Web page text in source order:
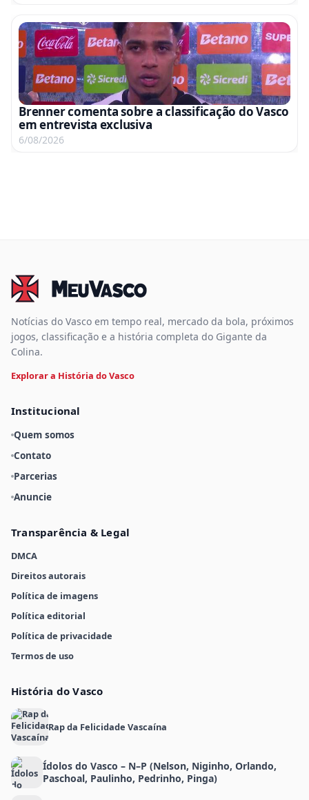
Brenner comenta sobre a classificação do Vasco
em entrevista exclusiva
6/08/2026
Notícias do Vasco em tempo real, mercado da bola, próximos
jogos, classificação e a história completa do Gigante da
Colina.
Explorar a História do Vasco
Institucional
Quem somos
Contato
Parcerias
Anuncie
Transparência & Legal
DMCA
Direitos autorais
Política de imagens
Política editorial
Política de privacidade
Termos de uso
História do Vasco
Rap da Felicidade Vascaína
Ídolos do Vasco – N–P (Nelson, Niginho, Orlando,
Paschoal, Paulinho, Pedrinho, Pinga)